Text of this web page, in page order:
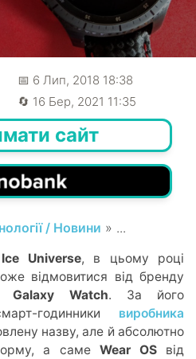
📅 6 Лип, 2018 18:38
🔄 16 Бер, 2021 11:35
сайт
/ Новини » ...
Ice Universe, в цьому році
відмовитися від бренду
Galaxy Watch. За його
годинники виробника
назву, але й абсолютно
а саме Wear OSвід